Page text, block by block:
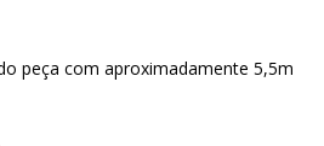
peça com aproximadamente 5,5m